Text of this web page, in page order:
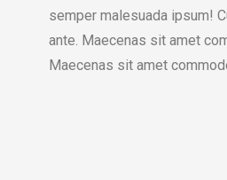
semper malesuada ipsum!
ante. Maecenas sit amet
Maecenas sit amet